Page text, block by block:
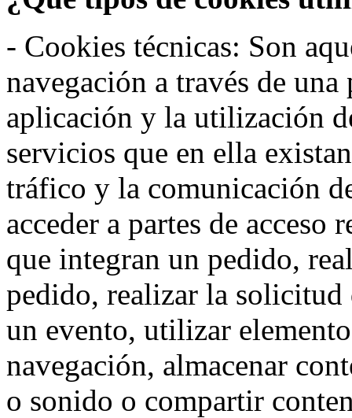
- Cookies técnicas: Son
navegación a través de
aplicación y la utilización
servicios que en ella
tráfico y la comunicación
acceder a partes de
que integran un pedido,
pedido, realizar la
un evento, utilizar
navegación, almacenar
o sonido o compartir